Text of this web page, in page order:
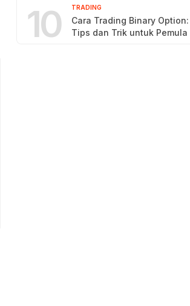
10 TRADING
Cara Trading Binary Option:
Tips dan Trik untuk Pemula